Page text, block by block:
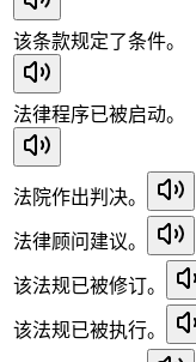
该条款规定了条件。
法律程序已被启动。
法院作出判决。
法律顾问建议。
该法规已被修订。
该法规已被执行。